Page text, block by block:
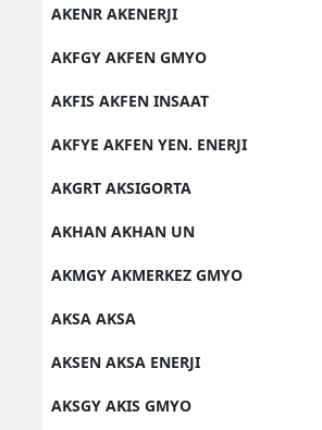
AKENR AKENERJI
AKFGY AKFEN GMYO
AKFIS AKFEN INSAAT
AKFYE AKFEN YEN. ENERJI
AKGRT AKSIGORTA
AKHAN AKHAN UN
AKMGY AKMERKEZ GMYO
AKSA AKSA
AKSEN AKSA ENERJI
AKSGY AKIS GMYO